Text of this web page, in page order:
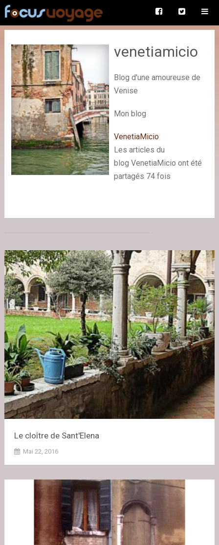
venetiamicio
Blog d'une amoureuse de
Venise
Mon blog
VenetiaMicio
Les articles du
blog VenetiaMicio ont été
partagés 74 fois
Le cloître de Sant'Elena
Mai 22, 2016